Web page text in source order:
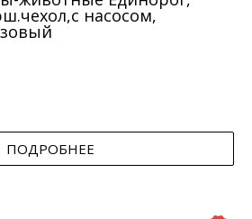
насосом,
ПОДРОБНЕЕ